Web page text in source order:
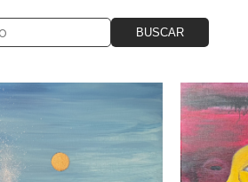
BUSCAR